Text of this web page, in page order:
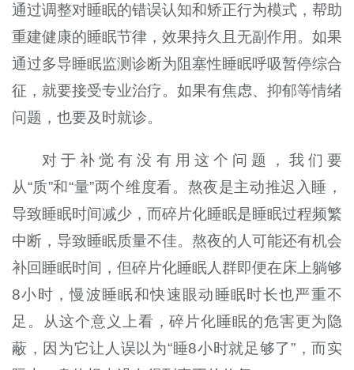
通过调整对睡眠的错误认知和矫正行为模式，帮助
重建健康的睡眠节律，效果持久且无副作用。如果
通过多导睡眠监测诊断为阻塞性睡眠呼吸暂停综合
征，就要接受专业治疗。如果有焦虑、抑郁等情绪
问题，也要及时就诊。
对于补觉有没有用这个问题，我们要
从“质”和“量”两个维度看。熬夜是主动推迟入睡，
导致睡眠时间减少，而碎片化睡眠是睡眠过程频繁
中断，导致睡眠质量不佳。熬夜的人可能还有机会
补回睡眠时间，但碎片化睡眠人群即便在床上躺够
8小时，慢波睡眠和快速眼动睡眠时长也严重不
足。从这个意义上看，碎片化睡眠的危害更为隐
蔽，因为它让人误以为“睡8小时就足够了”，而实